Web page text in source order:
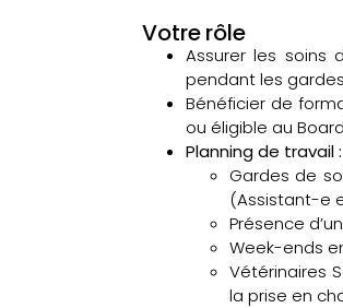
Votre rôle
Assurer les soins
pendant les
Bénéficier de
ou éligible au
Planning de travail :
Gardes de
(Assistant-e
Présence
Week-ends
Vétérinaires
la prise en